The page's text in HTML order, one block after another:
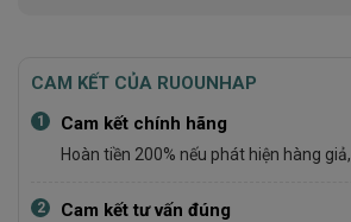
CAM KẾT CỦA RUOUNHAP
1 Cam kết chính hãng
Hoàn tiền 200% nếu phát hiện hàng
2 Cam kết tư vấn đúng